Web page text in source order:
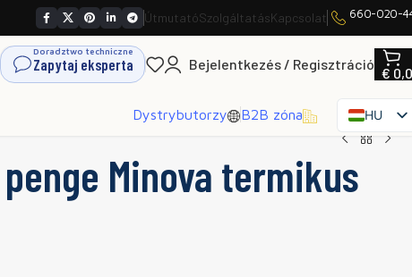
ÚtmutatóSzolgáltatásKapcsolat 660-020-
Doradztwo techniczne
Zapytaj eksperta Bejelentkezés / Regisztráció
€
Dystrybutorzy B2B zóna
HU
PL
Minova termikus